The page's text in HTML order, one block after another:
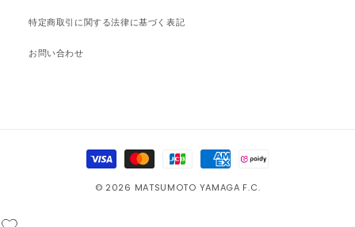
特定商取引に関する法律に基づく表記
お問い合わせ
決
済
© 2026 MATSUMOTO YAMAGA F.C.